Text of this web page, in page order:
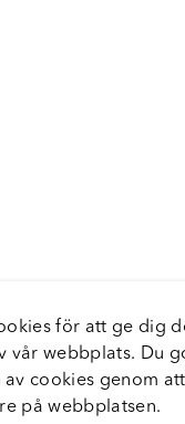
för att ge dig
vår webbplats. Du
av cookies genom
på webbplatsen.